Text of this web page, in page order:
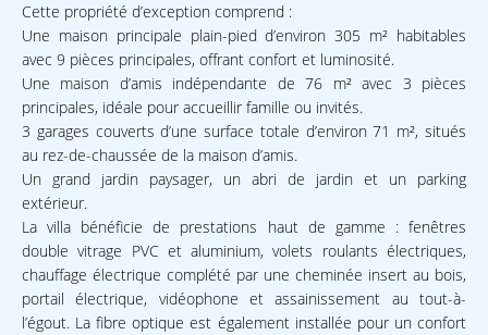
Cette propriété d’exception comprend :
Une maison principale plain-pied d’environ 305 m² habitables
avec 9 pièces principales, offrant confort et luminosité.
Une maison d’amis indépendante de 76 m² avec 3 pièces
principales, idéale pour accueillir famille ou invités.
3 garages couverts d’une surface totale d’environ 71 m², situés
au rez-de-chaussée de la maison d’amis.
Un grand jardin paysager, un abri de jardin et un parking
extérieur.
La villa bénéficie de prestations haut de gamme : fenêtres
double vitrage PVC et aluminium, volets roulants électriques,
chauffage électrique complété par une cheminée insert au bois,
portail électrique, vidéophone et assainissement au tout-à-
l’égout. La fibre optique est également installée pour un confort